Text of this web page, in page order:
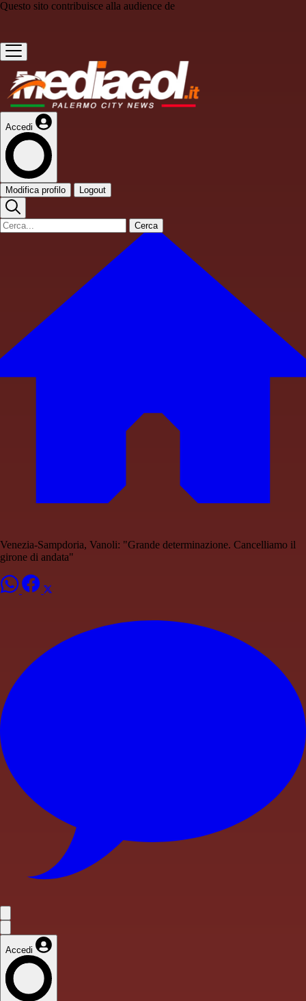
Questo sito contribuisce alla audience de
Accedi
Modifica profilo Logout
Cerca
Venezia-Sampdoria, Vanoli: "Grande determinazione. Cancelliamo il
girone di andata"
Accedi